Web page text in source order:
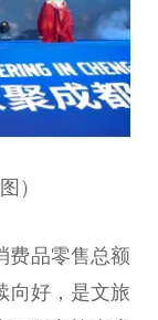
）
费品零售总额
向好，是文旅